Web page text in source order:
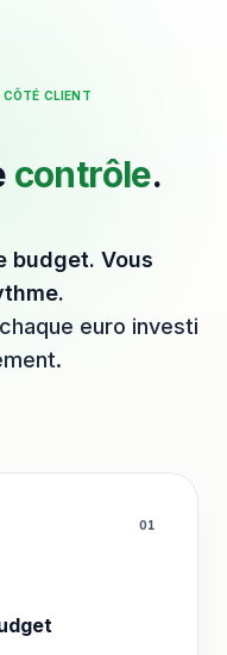
CLIENT
contrôle.
budget. Vous
euro investi
01